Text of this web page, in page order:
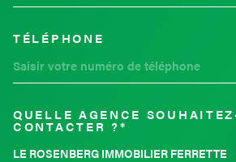
TÉLÉPHONE
QUELLE AGENCE
CONTACTER ?*
LE ROSENBERG IMMOBILIER FERRETTE